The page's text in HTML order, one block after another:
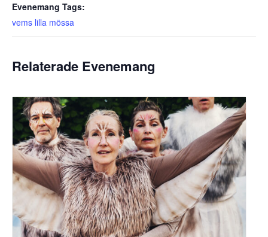
Evenemang Tags:
vems lilla mössa
Relaterade Evenemang